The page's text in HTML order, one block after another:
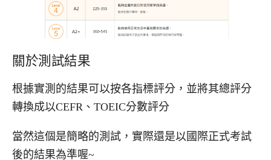
關於測試結果
根據實測的結果可以按各指標評分，並將其總評分
轉換成以CEFR、TOEIC分數評分
當然這個是簡略的測試，實際還是以國際正式考試
後的結果為準喔~